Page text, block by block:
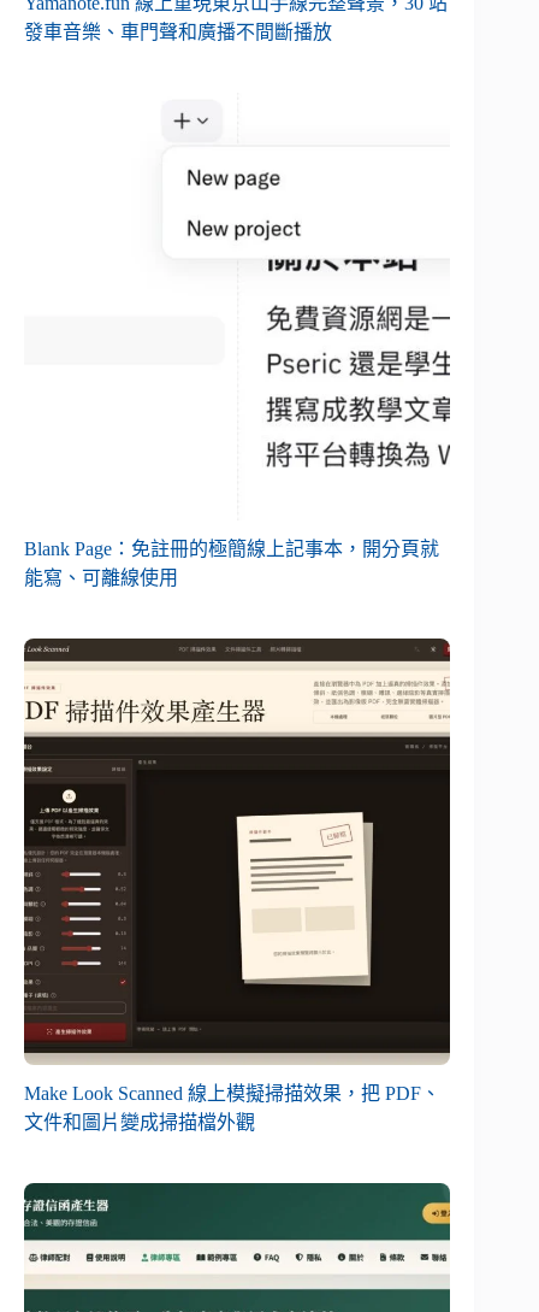
發車音樂、車門聲和廣播不間斷播放
Blank Page：免註冊的極簡線上記事本，開分頁就
能寫、可離線使用
Make Look Scanned 線上模擬掃描效果，把 PDF、
文件和圖片變成掃描檔外觀